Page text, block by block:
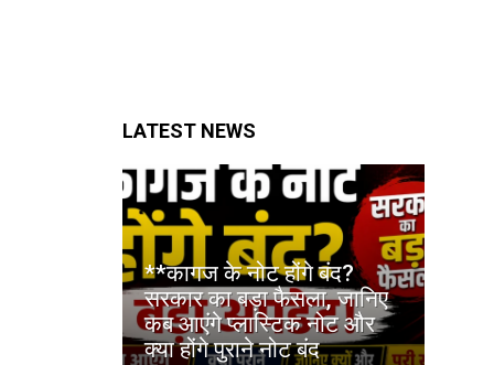
LATEST NEWS
**कागज के नोट होंगे बंद?
सरकार का बड़ा फैसला, जानिए
कब आएंगे प्लास्टिक नोट और
क्या होंगे पुराने नोट बंद